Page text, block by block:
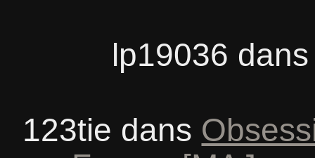
lp19036
123tie dans